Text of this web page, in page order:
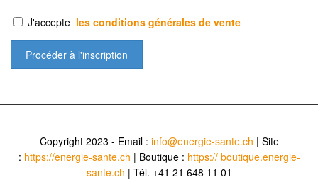
J'accepte les conditions générales de vente
Copyright 2023 - Email : info@energie-sante.ch | Site
: https://energie-sante.ch | Boutique : https:// boutique.energie-
sante.ch | Tél. +41 21 648 11 01